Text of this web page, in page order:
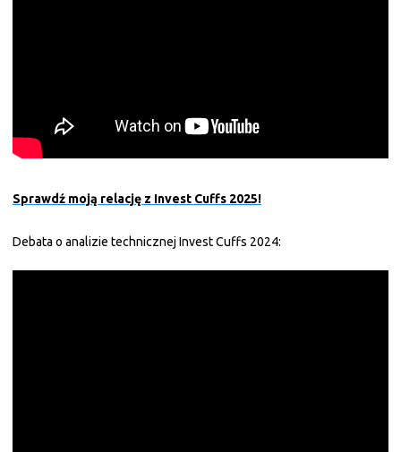
Sprawdź moją relację z Invest Cuffs 2025!
Debata o analizie technicznej Invest Cuffs 2024: